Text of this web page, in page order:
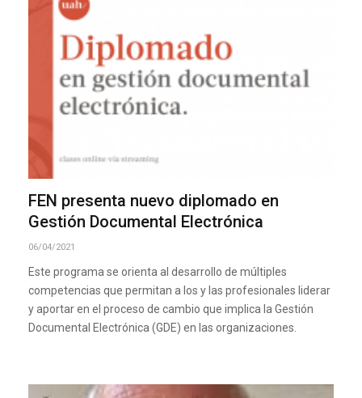
FEN presenta nuevo diplomado en
Gestión Documental Electrónica
06/04/2021
Este programa se orienta al desarrollo de múltiples
competencias que permitan a los y las profesionales liderar
y aportar en el proceso de cambio que implica la Gestión
Documental Electrónica (GDE) en las organizaciones.